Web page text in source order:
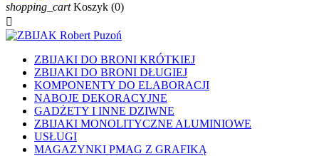
shopping_cart Koszyk (0)

ZBIJAKI DO BRONI KRÓTKIEJ
ZBIJAKI DO BRONI DŁUGIEJ
KOMPONENTY DO ELABORACJI
NABOJE DEKORACYJNE
GADŻETY I INNE DZIWNE
ZBIJAKI MONOLITYCZNE ALUMINIOWE
USŁUGI
MAGAZYNKI PMAG Z GRAFIKĄ